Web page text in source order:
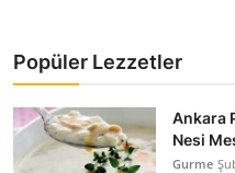
Popüler Lezzetler
Ankara
Nesi
Gurme